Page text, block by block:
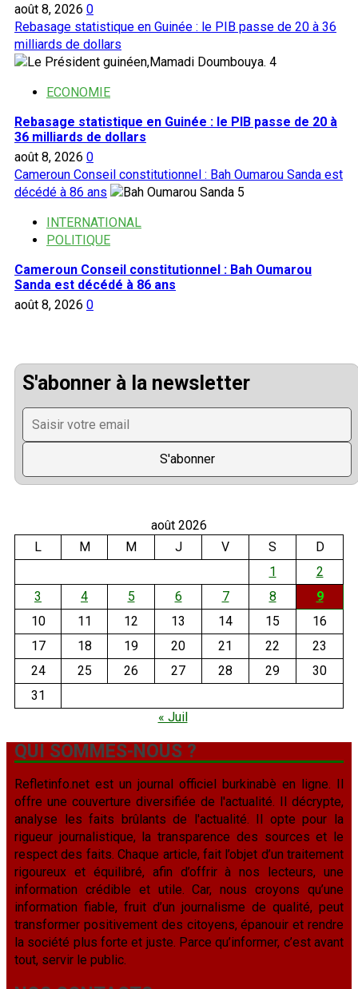
août 8, 2026 0
Rebasage statistique en Guinée : le PIB passe de 20 à 36
milliards de dollars
4
ECONOMIE
Rebasage statistique en Guinée : le PIB passe de 20 à
36 milliards de dollars
août 8, 2026 0
Cameroun Conseil constitutionnel : Bah Oumarou Sanda est
décédé à 86 ans
5
INTERNATIONAL
POLITIQUE
Cameroun Conseil constitutionnel : Bah Oumarou
Sanda est décédé à 86 ans
août 8, 2026 0
S'abonner à la newsletter
août 2026
L
M M J V S
D
1
2
3
4 5 6 7 8
9
10
11 12 13 14 15
16
17
18 19 20 21 22
23
24
25 26 27 28 29
30
31
« Juil
QUI SOMMES-NOUS ?
Refletinfo.net est un journal officiel burkinabè en ligne. Il
offre une couverture diversifiée de l'actualité. Il décrypte,
analyse les faits brûlants de l'actualité. Il opte pour la
rigueur journalistique, la transparence des sources et le
respect des faits. Chaque article, fait l’objet d’un traitement
rigoureux et équilibré, afin d’offrir à nos lecteurs, une
information crédible et utile. Car, nous croyons qu’une
information fiable, fruit d’un journalisme de qualité, peut
transformer positivement des citoyens, épanouir et rendre
la société plus forte et juste. Parce qu’informer, c’est avant
tout, servir le public.